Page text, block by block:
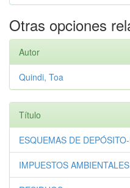
Otras opciones
Autor
Quindi, Toa
Título
ESQUEMAS DE
IMPUESTOS AMBIENTALES